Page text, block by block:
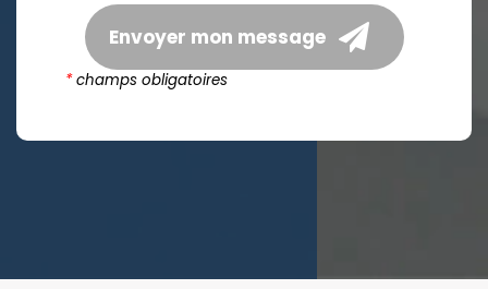
Envoyer mon message
*champs obligatoires